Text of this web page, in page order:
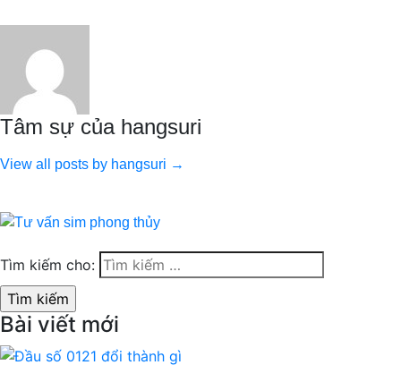
Tâm sự của hangsuri
View all posts by hangsuri →
Tìm kiếm cho:
Bài viết mới